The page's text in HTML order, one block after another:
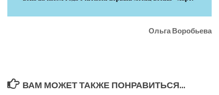
Ольга Воробьева
ВАМ МОЖЕТ ТАКЖЕ ПОНРАВИТЬСЯ...